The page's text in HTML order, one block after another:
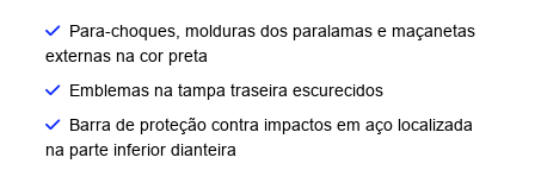
Para-choques, molduras dos paralamas e maçanetas
externas na cor preta
Emblemas na tampa traseira escurecidos
Barra de proteção contra impactos em aço localizada
na parte inferior dianteira